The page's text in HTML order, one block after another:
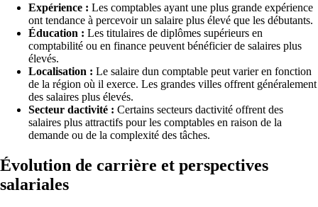
Expérience : Les comptables ayant une plus grande expérience
ont tendance à percevoir un salaire plus élevé que les débutants.
Éducation : Les titulaires de diplômes supérieurs en
comptabilité ou en finance peuvent bénéficier de salaires plus
élevés.
Localisation : Le salaire dun comptable peut varier en fonction
de la région où il exerce. Les grandes villes offrent généralement
des salaires plus élevés.
Secteur dactivité : Certains secteurs dactivité offrent des
salaires plus attractifs pour les comptables en raison de la
demande ou de la complexité des tâches.
Évolution de carrière et perspectives
salariales